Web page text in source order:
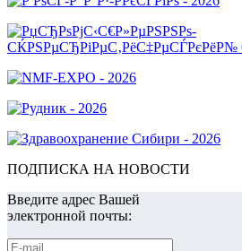
ПОДПИСКА НА НОВОСТИ
Введите адрес Вашей
электронной почты: